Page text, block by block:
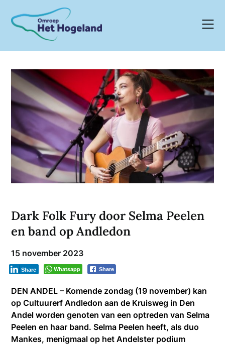
content
Dark Folk Fury door Selma Peelen
en band op Andledon
15 november 2023
Whatsapp Share
Share
DEN ANDEL – Komende zondag (19 november) kan
op Cultuurerf Andledon aan de Kruisweg in Den
Andel worden genoten van een optreden van Selma
Peelen en haar band. Selma Peelen heeft, als duo
Mankes, menigmaal op het Andelster podium